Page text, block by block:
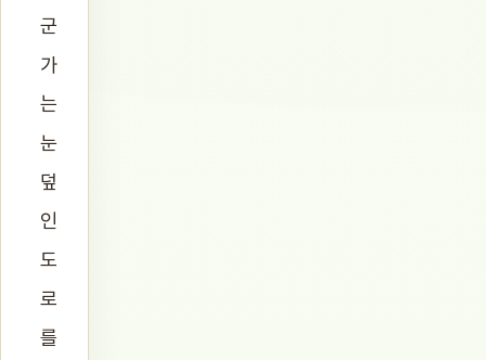
군
가
는
눈
덮
인
도
로
를